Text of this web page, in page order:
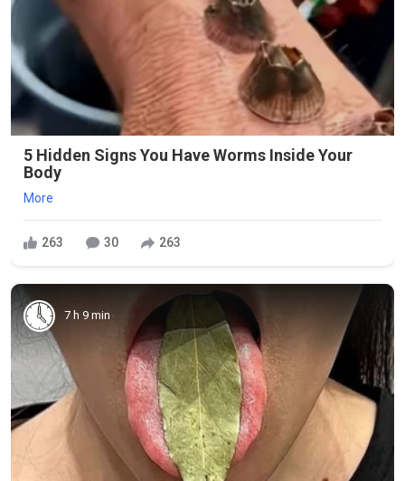
5 Hidden Signs You Have Worms Inside Your
Body
More
263 30 263
7 h 9 min